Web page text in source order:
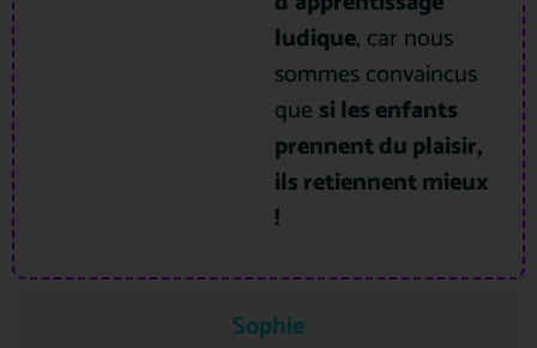
Sophie
ludique, car nous
sommes convaincus
que si les enfants
prennent du plaisir,
ils retiennent mieux
!